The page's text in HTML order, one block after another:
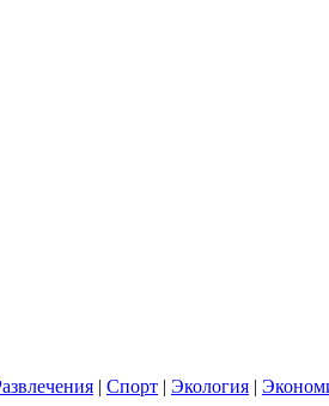
| Спорт | Экология |